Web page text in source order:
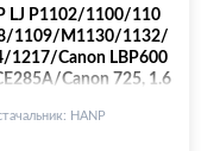
LJ P1102/1100/110
1109/M1130/1132/
Canon LBP600
Canon 725, 1.6
HANP